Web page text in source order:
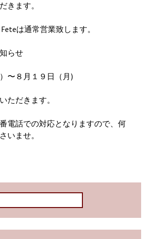
きます。
は通常営業致します。
らせ
〜８月１９日（月)
ただきます。
電話での対応となりますので、何
いませ。